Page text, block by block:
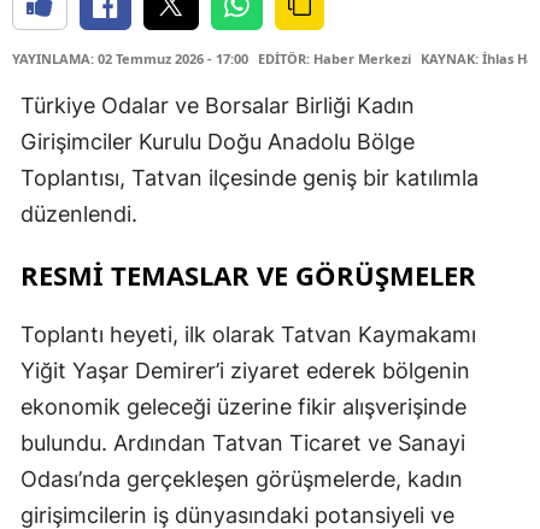
YAYINLAMA: 02 Temmuz 2026 - 17:00 EDİTÖR: Haber Merkezi KAYNAK: İhlas
Türkiye Odalar ve Borsalar Birliği Kadın
Girişimciler Kurulu Doğu Anadolu Bölge
Toplantısı, Tatvan ilçesinde geniş bir katılımla
düzenlendi.
RESMİ TEMASLAR VE GÖRÜŞMELER
Toplantı heyeti, ilk olarak Tatvan Kaymakamı
Yiğit Yaşar Demirer’i ziyaret ederek bölgenin
ekonomik geleceği üzerine fikir alışverişinde
bulundu. Ardından Tatvan Ticaret ve Sanayi
Odası’nda gerçekleşen görüşmelerde, kadın
girişimcilerin iş dünyasındaki potansiyeli ve